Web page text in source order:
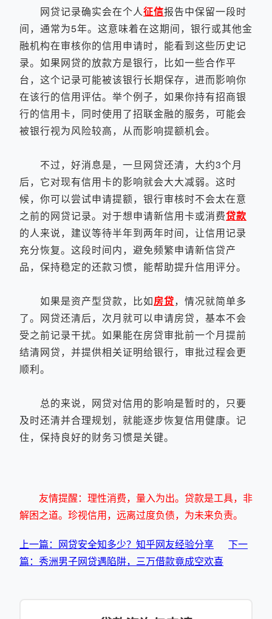
网贷记录确实会在个人征信报告中保留一段时
间，通常为5年。这意味着在这期间，银行或其他金
融机构在审核你的信用申请时，能看到这些历史记
录。如果网贷的放款方是银行，比如一些合作平
台，这个记录可能被该银行长期保存，进而影响你
在该行的信用评估。举个例子，如果你持有招商银
行的信用卡，同时使用了招联金融的服务，可能会
被银行视为风险较高，从而影响提额机会。
不过，好消息是，一旦网贷还清，大约3个月
后，它对现有信用卡的影响就会大大减弱。这时
候，你可以尝试申请提额，银行审核时不会太在意
之前的网贷记录。对于想申请新信用卡或消费贷款
的人来说，建议等待半年到两年时间，让信用记录
充分恢复。这段时间内，避免频繁申请新信贷产
品，保持稳定的还款习惯，能帮助提升信用评分。
如果是资产型贷款，比如房贷，情况就简单多
了。网贷还清后，次月就可以申请房贷，基本不会
受之前记录干扰。如果能在房贷审批前一个月提前
结清网贷，并提供相关证明给银行，审批过程会更
顺利。
总的来说，网贷对信用的影响是暂时的，只要
及时还清并合理规划，就能逐步恢复信用健康。记
住，保持良好的财务习惯是关键。
友情提醒：理性消费，量入为出。贷款是工具，非
解困之道。珍视信用，远离过度负债，为未来负责。
上一篇：网贷安全知多少？知乎网友经验分享
下一
篇：秀洲男子网贷遇陷阱，三万借款竟成空欢喜